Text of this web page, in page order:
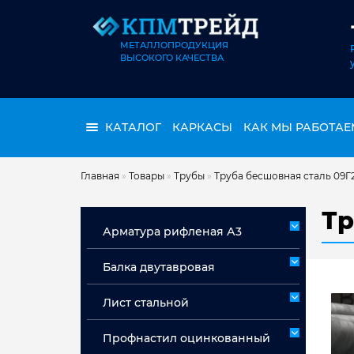
МЕТАЛЛОПРОДУКЦИЯ
ВЫСОКОГО КАЧЕСТВА
КАТАЛОГ КАРКАСЫ КАК МЫ
Главная » Товары » Трубы » Труба бесшовная сталь
Арматура рифленая А3
Арматура мерная А3
Балка двутавровая
Лист стальной
Профнастил оцинкованный